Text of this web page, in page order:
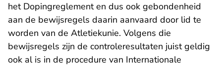
het Dopingreglement en dus ook gebondenheid
aan de bewijsregels daarin aanvaard door lid te
worden van de Atletiekunie. Volgens die
bewijsregels zijn de controleresultaten juist geldig
ook al is in de procedure van Internationale